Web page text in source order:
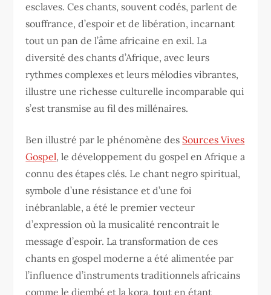
esclaves. Ces chants, souvent codés, parlent de
souffrance, d’espoir et de libération, incarnant
tout un pan de l’âme africaine en exil. La
diversité des chants d’Afrique, avec leurs
rythmes complexes et leurs mélodies vibrantes,
illustre une richesse culturelle incomparable qui
s’est transmise au fil des millénaires.
Ben illustré par le phénomène des Sources Vives
Gospel, le développement du gospel en Afrique a
connu des étapes clés. Le chant negro spiritual,
symbole d’une résistance et d’une foi
inébranlable, a été le premier vecteur
d’expression où la musicalité rencontrait le
message d’espoir. La transformation de ces
chants en gospel moderne a été alimentée par
l’influence d’instruments traditionnels africains
comme le djembé et la kora, tout en étant